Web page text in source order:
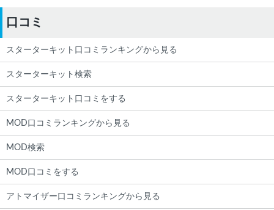
口コミ
スターターキット口コミランキングから見る
スターターキット検索
スターターキット口コミをする
MOD口コミランキングから見る
MOD検索
MOD口コミをする
アトマイザー口コミランキングから見る